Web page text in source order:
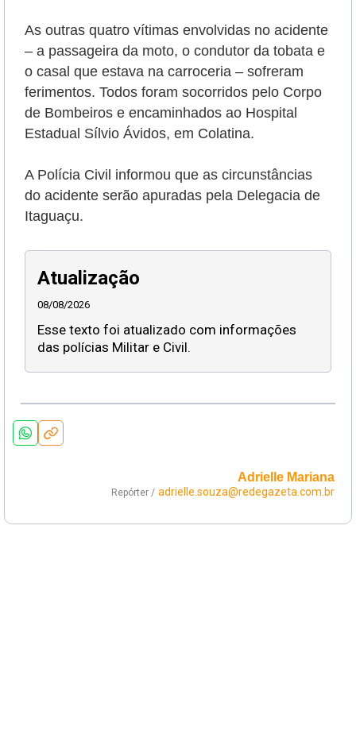
As outras quatro vítimas envolvidas no acidente
– a passageira da moto, o condutor da tobata e
o casal que estava na carroceria – sofreram
ferimentos. Todos foram socorridos pelo Corpo
de Bombeiros e encaminhados ao Hospital
Estadual Sílvio Ávidos, em Colatina.
A Polícia Civil informou que as circunstâncias
do acidente serão apuradas pela Delegacia de
Itaguaçu.
Atualização
08/08/2026
Esse texto foi atualizado com informações
das polícias Militar e Civil.
Adrielle Mariana
Repórter / adrielle.souza@redegazeta.com.br